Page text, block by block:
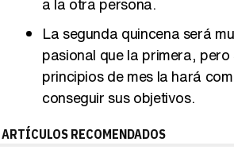
La segunda quincena será
pasional que la primera, pero
principios de mes la hará
conseguir sus objetivos.